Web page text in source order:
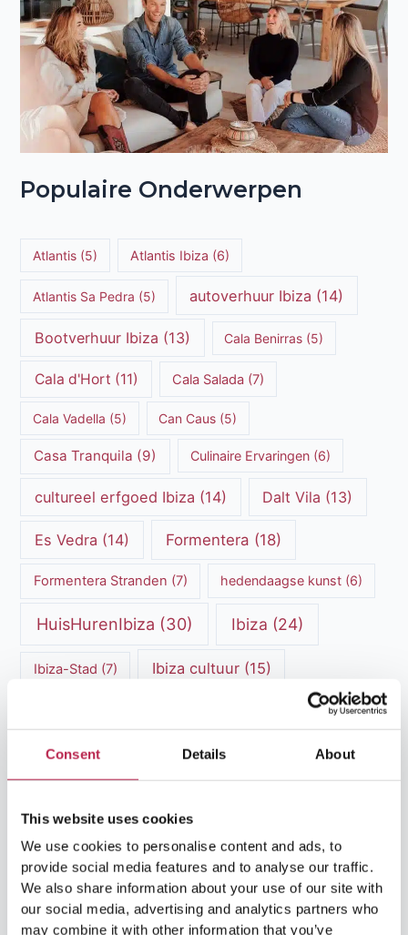
Consent Details About
This website uses cookies
We use cookies to personalise content and ads, to
provide social media features and to analyse our traffic.
We also share information about your use of our site with
our social media, advertising and analytics partners who
may combine it with other information that you’ve
Populaire Onderwerpen
Atlantis (5) Atlantis Ibiza (6)
Atlantis Sa Pedra (5) autoverhuur Ibiza (14)
Bootverhuur Ibiza (13) Cala Benirras (5)
Cala d'Hort (11) Cala Salada(7)
Cala Vadella (5) Can Caus (5)
Casa Tranquila (9) Culinaire Ervaringen(6)
cultureel erfgoed Ibiza (14) Dalt Vila (13)
Es Vedra (14) Formentera (18)
Formentera Stranden (7) hedendaagse kunst(6)
HuisHurenIbiza (30) Ibiza (24)
Ibiza-Stad (7) Ibiza cultuur(15)
Ibiza nachtleven(12)
Ibiza Reisgids Ibiza reistips
Ibiza restaurants(9)
ibiza vakantie(14)
Ibiza Villa Verhuur(6) luxe vakantie(5)
Luxe villa's Ibiza(43) luxe villas(13)